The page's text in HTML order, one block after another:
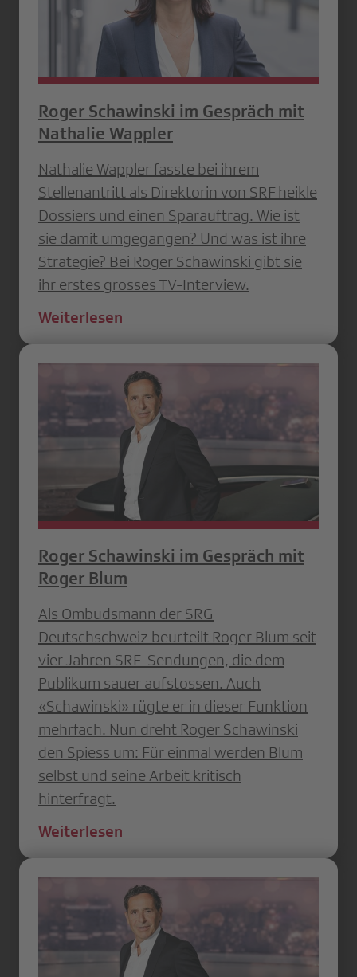
Roger Schawinski im Gespräch mit
Nathalie Wappler
Nathalie Wappler fasste bei ihrem
Stellenantritt als Direktorin von SRF heikle
Dossiers und einen Sparauftrag. Wie ist
sie damit umgegangen? Und was ist ihre
Strategie? Bei Roger Schawinski gibt sie
ihr erstes grosses TV-Interview.
Weiterlesen
Roger Schawinski im Gespräch mit
Roger Blum
Als Ombudsmann der SRG
Deutschschweiz beurteilt Roger Blum seit
vier Jahren SRF-Sendungen, die dem
Publikum sauer aufstossen. Auch
«Schawinski» rügte er in dieser Funktion
mehrfach. Nun dreht Roger Schawinski
den Spiess um: Für einmal werden Blum
selbst und seine Arbeit kritisch
hinterfragt.
Weiterlesen